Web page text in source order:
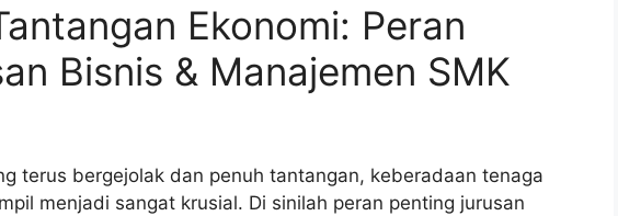
Ekonomi: Peran
Bisnis & Manajemen SMK
terus bergejolak dan penuh tantangan, keberadaan tenaga
menjadi sangat krusial. Di sinilah peran penting jurusan